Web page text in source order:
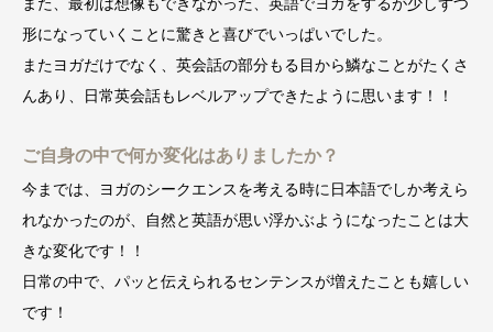
形になっていくことに驚きと喜びでいっぱいでした。
またヨガだけでなく、英会話の部分もる目から鱗なことがたくさ
んあり、日常英会話もレベルアップできたように思います！！
ご自身の中で何か変化はありましたか？
今までは、ヨガのシークエンスを考える時に日本語でしか考えら
れなかったのが、自然と英語が思い浮かぶようになったことは大
きな変化です！！
日常の中で、パッと伝えられるセンテンスが増えたことも嬉しい
です！